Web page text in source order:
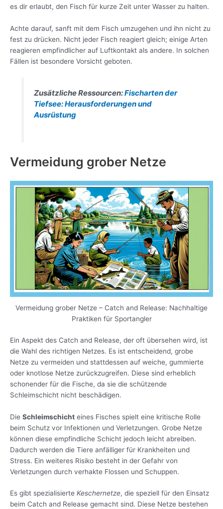
es dir erlaubt, den Fisch für kurze Zeit unter Wasser zu halten.
Achte darauf, sanft mit dem Fisch umzugehen und ihn nicht zu
fest zu drücken. Nicht jeder Fisch reagiert gleich; einige Arten
reagieren empfindlicher auf Luftkontakt als andere. In solchen
Fällen ist besondere Vorsicht geboten.
Zusätzliche Ressourcen:Fischarten der
Tiefsee: Herausforderungen und
Ausrüstung
Vermeidung grober Netze
Vermeidung grober Netze – Catch and Release: Nachhaltige
Praktiken für Sportangler
Ein Aspekt des Catch and Release, der oft übersehen wird, ist
die Wahl des richtigen Netzes. Es ist entscheidend, grobe
Netze zu vermeiden und stattdessen auf weiche, gummierte
oder knotlose Netze zurückzugreifen. Diese sind erheblich
schonender für die Fische, da sie die schützende
Schleimschicht nicht beschädigen.
Die Schleimschicht eines Fisches spielt eine kritische Rolle
beim Schutz vor Infektionen und Verletzungen. Grobe Netze
können diese empfindliche Schicht jedoch leicht abreiben.
Dadurch werden die Tiere anfälliger für Krankheiten und
Stress. Ein weiteres Risiko besteht in der Gefahr von
Verletzungen durch verhakte Flossen und Schuppen.
Es gibt spezialisierte Keschernetze, die speziell für den Einsatz
beim Catch and Release gemacht sind. Diese Netze bestehen